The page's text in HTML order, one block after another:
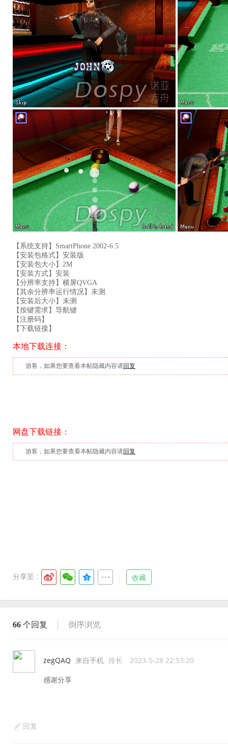
【系统支持】SmartPhone 2002-6.5
【安装包格式】安装版
【安装包大小】2M
【安装方式】安装
【分辨率支持】横屏QVGA
【其余分辨率运行情况】未测
【安装后大小】未测
【按键需求】导航键
【注册码】
【下载链接】
本地下载连接：
游客，如果您要查看本帖隐藏内容请回复
网盘下载链接：
游客，如果您要查看本帖隐藏内容请回复
分享至 : 收藏
66 个回复 倒序浏览
zegQAQ 来自手机 排长 2023-5-28 22:53:20
感谢分享
回复